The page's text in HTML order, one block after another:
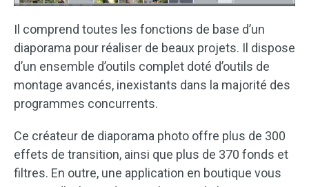
Il comprend toutes les fonctions de base d’un
diaporama pour réaliser de beaux projets. Il dispose
d’un ensemble d’outils complet doté d’outils de
montage avancés, inexistants dans la majorité des
programmes concurrents.
Ce créateur de diaporama photo offre plus de 300
effets de transition, ainsi que plus de 370 fonds et
filtres. En outre, une application en boutique vous